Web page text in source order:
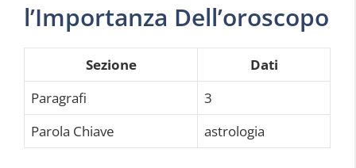
l’Importanza Dell’oroscopo
Sezione
Dati
Paragrafi
3
Parola Chiave
astrologia